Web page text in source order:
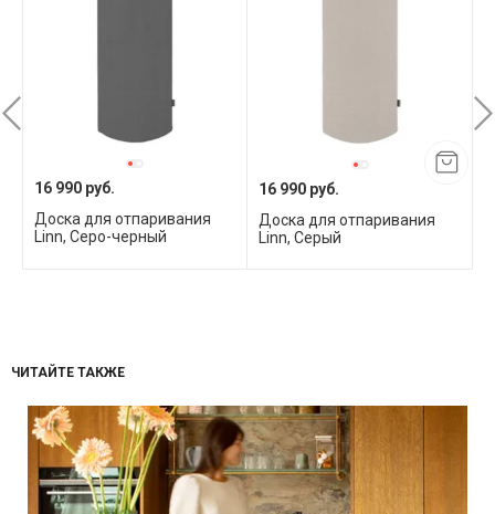
16 990 руб.
Доска для отпаривания
Linn, Серо-черный
16 990 руб.
Доска для отпаривания
Linn, Серый
ЧИТАЙТЕ ТАКЖЕ